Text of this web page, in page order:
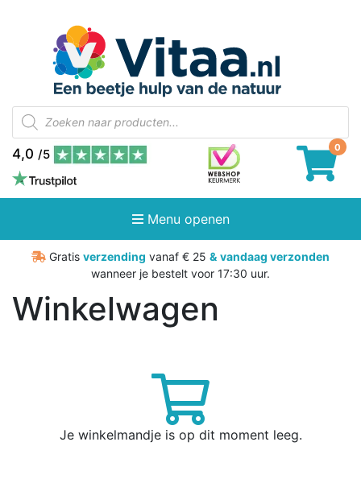
Producten
zoeken
4,0 /5
Menu openen
Gratis verzending vanaf € 25 & vandaag verzonden
wanneer je bestelt voor 17:30 uur.
Winkelwagen
Je winkelmandje is op dit moment leeg.